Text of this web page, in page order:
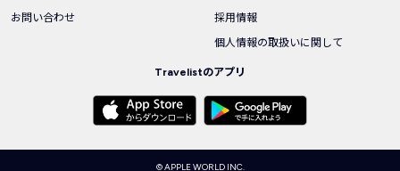
お問い合わせ
採用情報
個人情報の取扱いに関して
Travelistのアプリ
© APPLE WORLD INC.